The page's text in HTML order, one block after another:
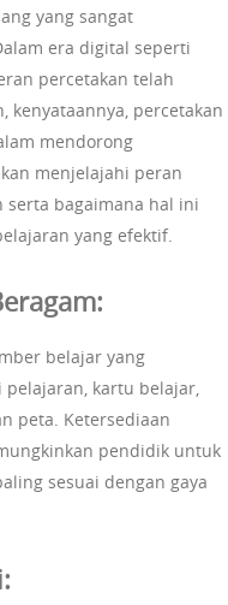
yang sangat
era digital seperti
percetakan telah
kenyataannya, percetakan
mendorong
menjelajahi peran
bagaimana hal ini
yang efektif.
belajar yang
kartu belajar,
peta. Ketersediaan
pendidik untuk
sesuai dengan gaya